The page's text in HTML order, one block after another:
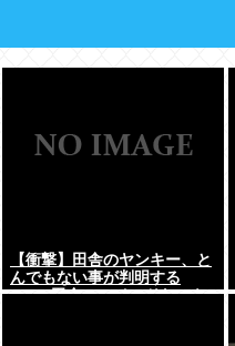
【衝撃】田舎のヤンキー、と
んでもない事が判明する
www 田舎のマイルドヤンキ